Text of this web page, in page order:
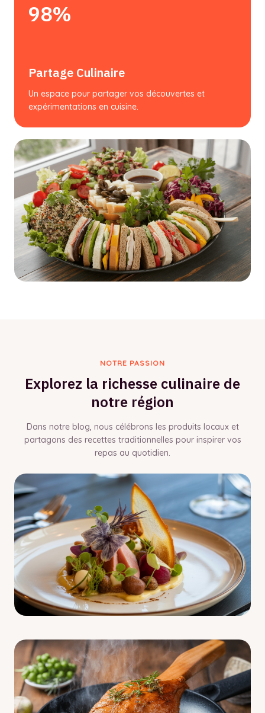
98%
Partage Culinaire
Un espace pour partager vos découvertes et
expérimentations en cuisine.
NOTRE PASSION
Explorez la richesse culinaire de
notre région
Dans notre blog, nous célébrons les produits locaux et
partagons des recettes traditionnelles pour inspirer vos
repas au quotidien.